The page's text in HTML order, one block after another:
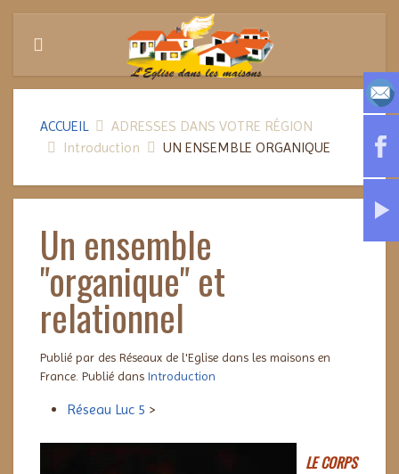
ACCUEIL
ADRESSES DANS VOTRE RÉGION
Introduction
UN ENSEMBLE ORGANIQUE
Un ensemble
"organique" et
relationnel
Publié par des Réseaux de l'Eglise dans les maisons en
France. Publié dans Introduction
Réseau Luc 5 >
LE CORPS